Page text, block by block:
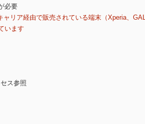
必要
リア経由で販売されている端末（Xperia、
います
ス参照